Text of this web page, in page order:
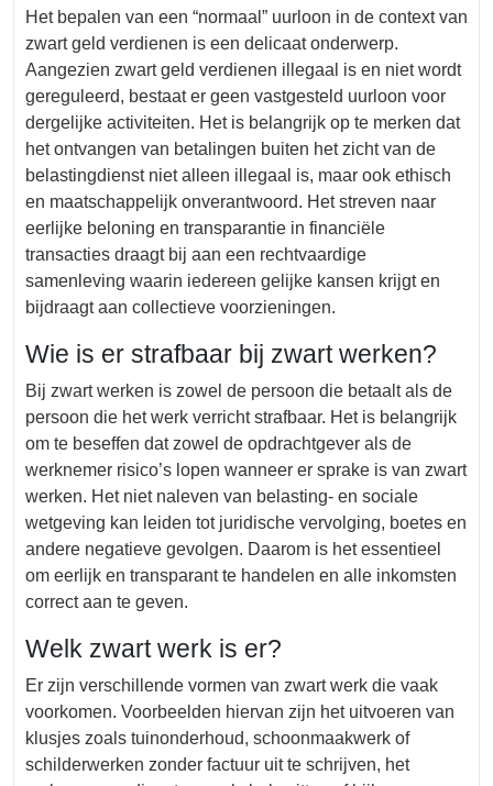
Het bepalen van een “normaal” uurloon in de context van
zwart geld verdienen is een delicaat onderwerp.
Aangezien zwart geld verdienen illegaal is en niet wordt
gereguleerd, bestaat er geen vastgesteld uurloon voor
dergelijke activiteiten. Het is belangrijk op te merken dat
het ontvangen van betalingen buiten het zicht van de
belastingdienst niet alleen illegaal is, maar ook ethisch
en maatschappelijk onverantwoord. Het streven naar
eerlijke beloning en transparantie in financiële
transacties draagt bij aan een rechtvaardige
samenleving waarin iedereen gelijke kansen krijgt en
bijdraagt aan collectieve voorzieningen.
Wie is er strafbaar bij zwart werken?
Bij zwart werken is zowel de persoon die betaalt als de
persoon die het werk verricht strafbaar. Het is belangrijk
om te beseffen dat zowel de opdrachtgever als de
werknemer risico’s lopen wanneer er sprake is van zwart
werken. Het niet naleven van belasting- en sociale
wetgeving kan leiden tot juridische vervolging, boetes en
andere negatieve gevolgen. Daarom is het essentieel
om eerlijk en transparant te handelen en alle inkomsten
correct aan te geven.
Welk zwart werk is er?
Er zijn verschillende vormen van zwart werk die vaak
voorkomen. Voorbeelden hiervan zijn het uitvoeren van
klusjes zoals tuinonderhoud, schoonmaakwerk of
schilderwerken zonder factuur uit te schrijven, het